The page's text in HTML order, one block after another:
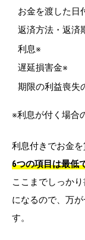
お金を渡した日
返済方法・返済
利息※
遅延損害金※
期限の利益喪失
※利息が付く場合
利息付きでお金を
6つの項目は最低
ここまでしっか
になるので、万
す。